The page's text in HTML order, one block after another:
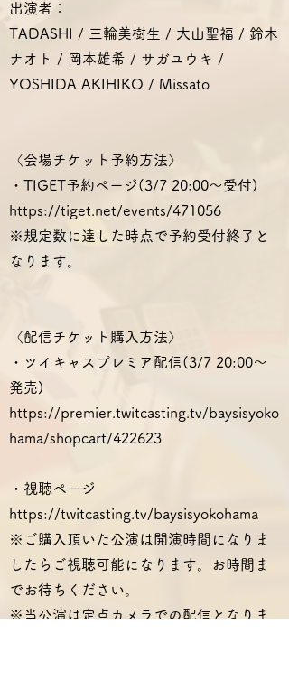
出演者：
TADASHI / 三輪美樹生 / 大山聖福 / 鈴木
ナオト / 岡本雄希 / サガユウキ /
YOSHIDA AKIHIKO / Missato
〈会場チケット予約方法〉
・TIGET予約ページ(3/7 20:00～受付)
https://tiget.net/events/471056
※規定数に達した時点で予約受付終了と
なります。
〈配信チケット購入方法〉
・ツイキャスプレミア配信(3/7 20:00～
発売)
https://premier.twitcasting.tv/baysisyoko
hama/shopcart/422623
・視聴ページ
https://twitcasting.tv/baysisyokohama
※ご購入頂いた公演は開演時間になりま
したらご視聴可能になります。お時間ま
でお待ちください。
※当公演は定点カメラでの配信となりま